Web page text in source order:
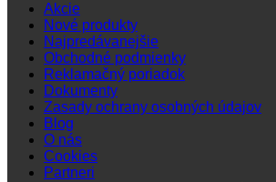
Akcie
Nové produkty
Najpredávanejšie
Obchodné podmienky
Reklamačný poriadok
Dokumenty
Zasady ochrany osobných údajov
Blog
O nás
Cookies
Partneri